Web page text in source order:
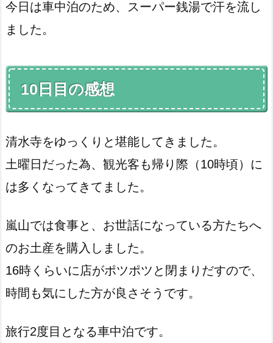
今日は車中泊のため、スーパー銭湯で汗を流し
ました。
10日目の感想
清水寺をゆっくりと堪能してきました。
土曜日だった為、観光客も帰り際（10時頃）に
は多くなってきてました。
嵐山では食事と、お世話になっている方たちへ
のお土産を購入しました。
16時くらいに店がポツポツと閉まりだすので、
時間も気にした方が良さそうです。
旅行2度目となる車中泊です。